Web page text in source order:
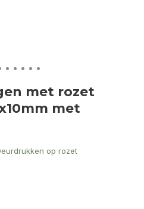
met rozet
met
op rozet